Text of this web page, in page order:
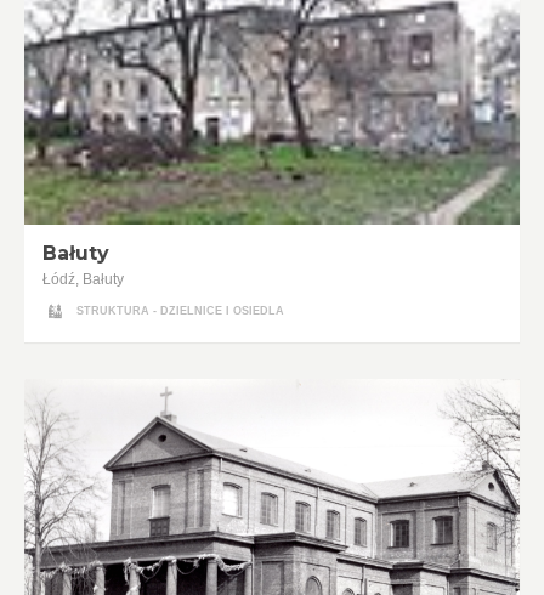
Bałuty
Łódź, Bałuty
STRUKTURA - DZIELNICE I OSIEDLA